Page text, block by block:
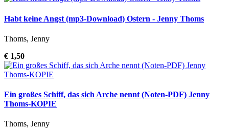
Habt keine Angst (mp3-Download) Ostern - Jenny Thoms
Thoms, Jenny
€ 1,50
Ein großes Schiff, das sich Arche nennt (Noten-PDF) Jenny
Thoms-KOPIE
Thoms, Jenny